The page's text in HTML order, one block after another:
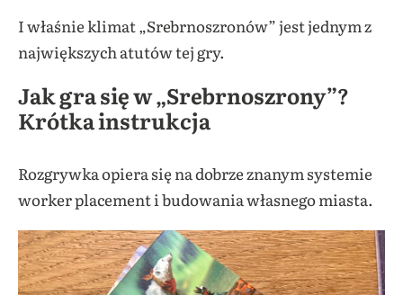
I właśnie klimat „Srebrnoszronów” jest jednym z
największych atutów tej gry.
Jak gra się w „Srebrnoszrony”?
Krótka instrukcja
Rozgrywka opiera się na dobrze znanym systemie
worker placement i budowania własnego miasta.